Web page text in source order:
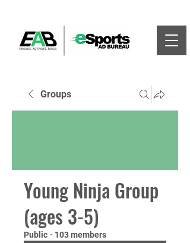
Groups
Young Ninja Group
(ages 3-5)
Public · 103 members